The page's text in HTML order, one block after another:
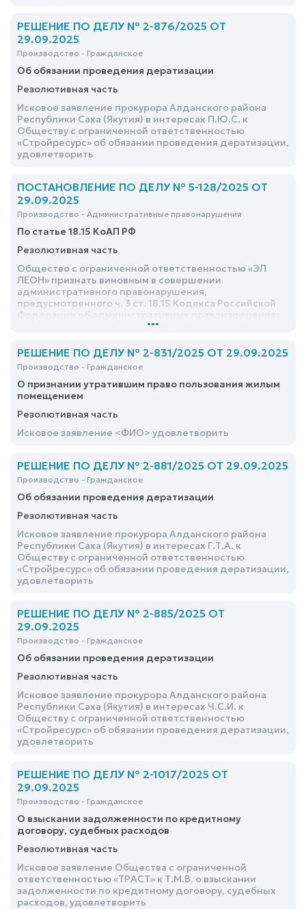
РЕШЕНИЕ ПО ДЕЛУ № 2-876/2025 ОТ
29.09.2025
Производство - Гражданское
Об обязании проведения дератизации
Резолютивная часть
Исковое заявление прокурора Алданского района
Республики Саха (Якутия) в интересах П.Ю.С. к
Обществу с ограниченной ответственностью
«Стройресурс» об обязании проведения дератизации,
удовлетворить
ПОСТАНОВЛЕНИЕ ПО ДЕЛУ № 5-128/2025 ОТ
29.09.2025
Производство - Административные правонарушения
По статье 18.15 КоАП РФ
Резолютивная часть
Общество с ограниченной ответственностью «ЭЛ
ЛЕОН» признать виновным в совершении
административного правонарушения,
предусмотренного ч. 3 ст. 18.15 Кодекса Российской
Федерации об административных правонарушениях,
и назначить административное наказание в виде
(Двести тысяч) рублей
...
РЕШЕНИЕ ПО ДЕЛУ № 2-831/2025 ОТ 29.09.2025
Производство - Гражданское
О признании утратившим право пользования жилым
помещением
Резолютивная часть
Исковое заявление <ФИО> удовлетворить
РЕШЕНИЕ ПО ДЕЛУ № 2-881/2025 ОТ 29.09.2025
Производство - Гражданское
Об обязании проведения дератизации
Резолютивная часть
Исковое заявление прокурора Алданского района
Республики Саха (Якутия) в интересах Г.Т.А. к
Обществу с ограниченной ответственностью
«Стройресурс» об обязании проведения дератизации,
удовлетворить
РЕШЕНИЕ ПО ДЕЛУ № 2-885/2025 ОТ
29.09.2025
Производство - Гражданское
Об обязании проведения дератизации
Резолютивная часть
Исковое заявление прокурора Алданского района
Республики Саха (Якутия) в интересах Ч.С.И. к
Обществу с ограниченной ответственностью
«Стройресурс» об обязании проведения дератизации,
удовлетворить
РЕШЕНИЕ ПО ДЕЛУ № 2-1017/2025 ОТ
29.09.2025
Производство - Гражданское
О взыскании задолженности по кредитному
договору, судебных расходов
Резолютивная часть
Исковое заявление Общества с ограниченной
ответственностью «ТРАСТ» к Т.М.В. о взыскании
задолженности по кредитному договору, судебных
расходов, удовлетворить